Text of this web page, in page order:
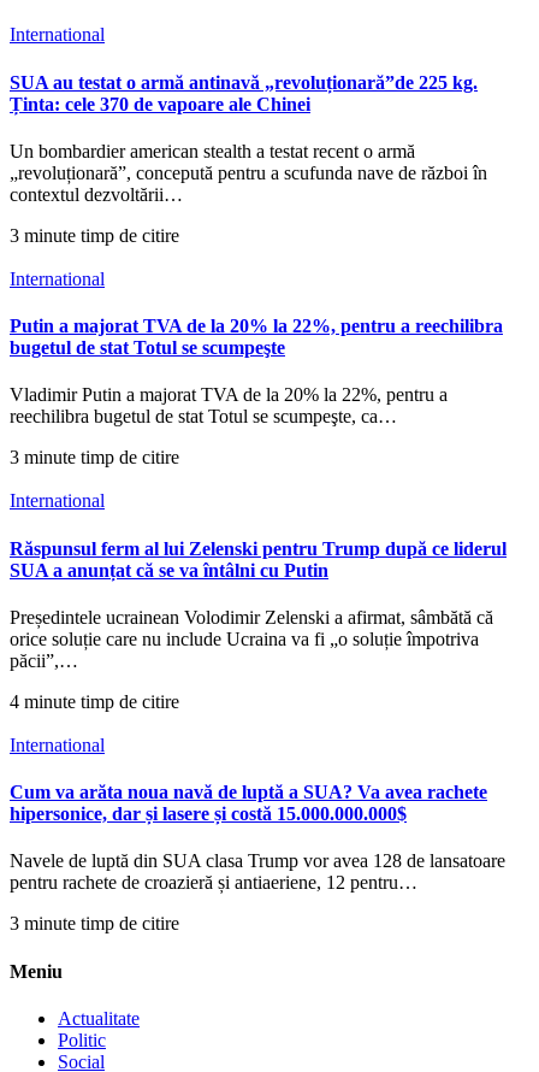
International
SUA au testat o armă antinavă „revoluționară”de 225 kg.
Ținta: cele 370 de vapoare ale Chinei
Un bombardier american stealth a testat recent o armă
„revoluționară”, concepută pentru a scufunda nave de război în
contextul dezvoltării…
3 minute timp de citire
International
Putin a majorat TVA de la 20% la 22%, pentru a reechilibra
bugetul de stat Totul se scumpeşte
Vladimir Putin a majorat TVA de la 20% la 22%, pentru a
reechilibra bugetul de stat Totul se scumpeşte, ca…
3 minute timp de citire
International
Răspunsul ferm al lui Zelenski pentru Trump după ce liderul
SUA a anunțat că se va întâlni cu Putin
Președintele ucrainean Volodimir Zelenski a afirmat, sâmbătă că
orice soluție care nu include Ucraina va fi „o soluție împotriva
păcii”,…
4 minute timp de citire
International
Cum va arăta noua navă de luptă a SUA? Va avea rachete
hipersonice, dar și lasere și costă 15.000.000.000$
Navele de luptă din SUA clasa Trump vor avea 128 de lansatoare
pentru rachete de croazieră și antiaeriene, 12 pentru…
3 minute timp de citire
Meniu
Actualitate
Politic
Social